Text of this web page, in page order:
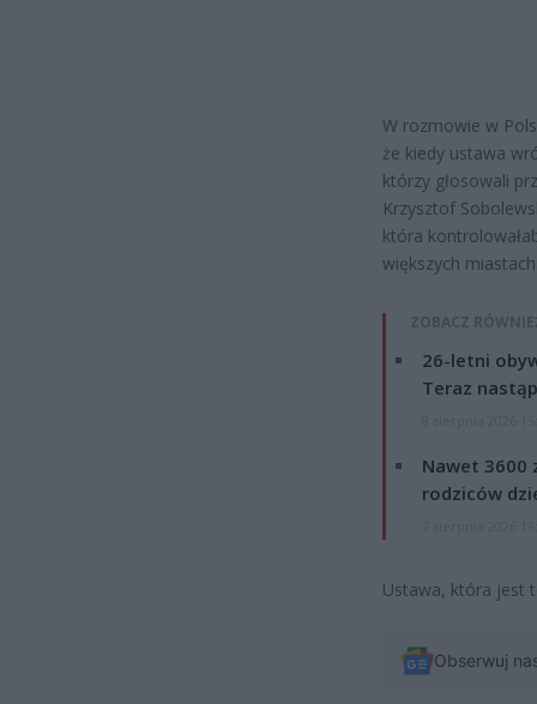
W rozmowie w
że kiedy ustawa
którzy głosowali
Krzysztof
która
większych
ZOBACZ
26-letni
Teraz
Nawet 3600
rodziców
Ustawa, która jest
Obserwuj